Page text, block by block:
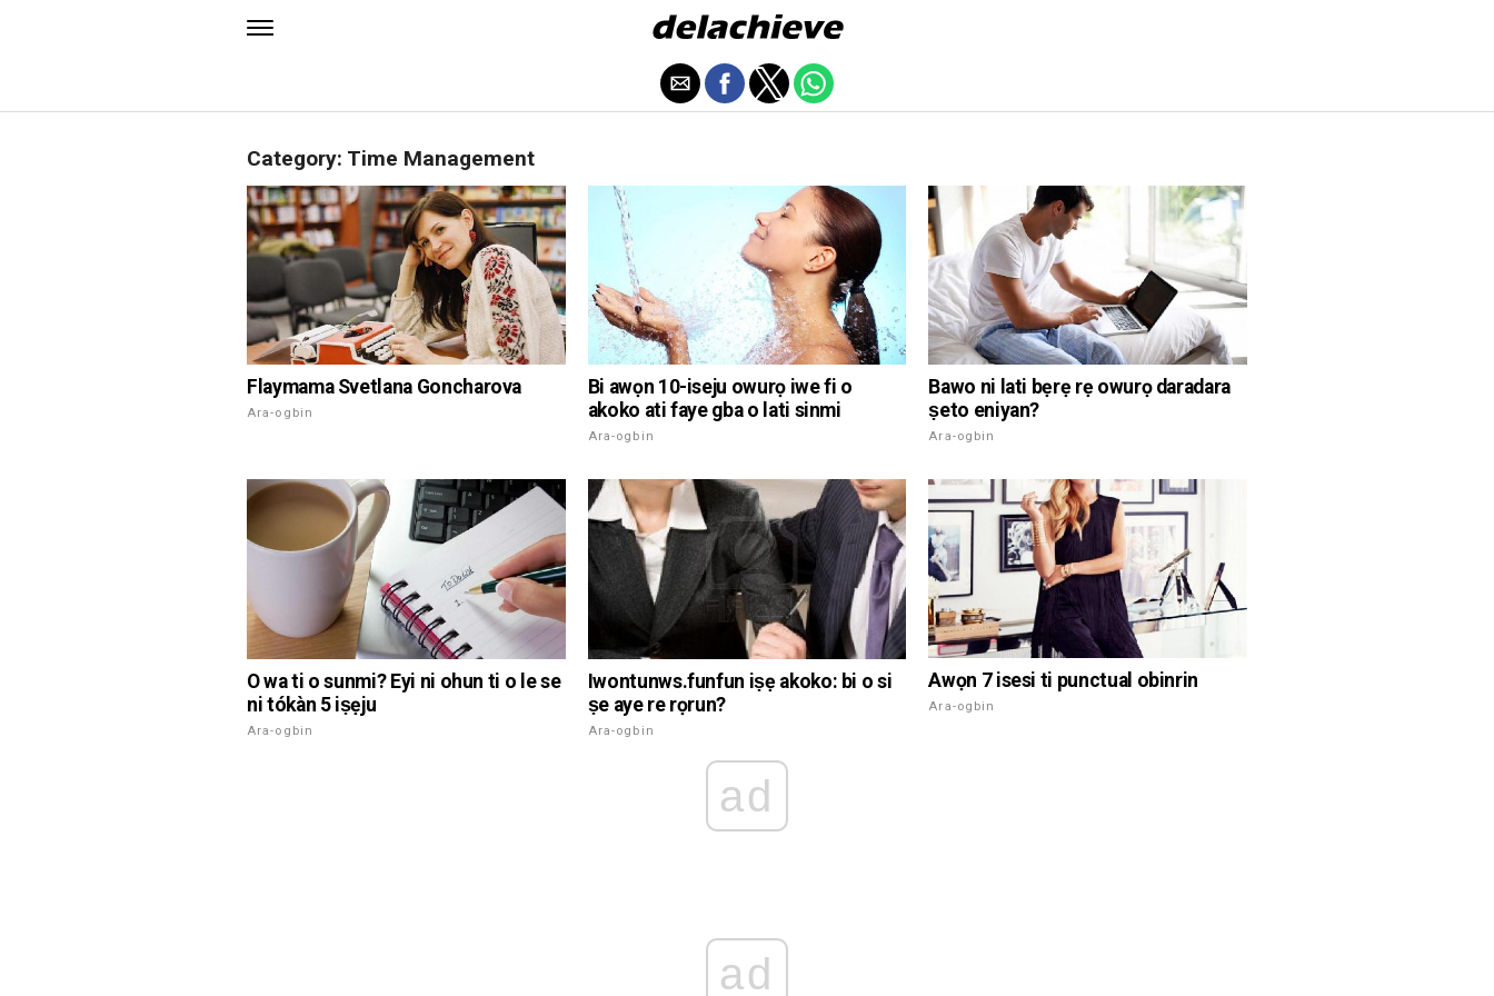
Category: Time Management
Flaymama Svetlana Goncharova
Ara-ogbin
Bi awọn 10-iseju owurọ iwe fi o
akoko ati faye gba o lati sinmi
Ara-ogbin
Bawo ni lati bẹrẹ rẹ owurọ daradara
ṣeto eniyan?
Ara-ogbin
O wa ti o sunmi? Eyi ni ohun ti o le se
ni tókàn 5 iṣẹju
Ara-ogbin
Iwontunws.funfun iṣẹ akoko: bi o si
ṣe aye re rọrun?
Ara-ogbin
Awọn 7 isesi ti punctual obinrin
Ara-ogbin
ad
ad